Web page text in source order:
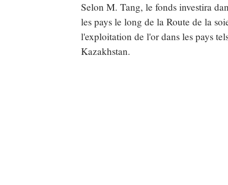
Selon M. Tang, le fonds investira
les pays le long de la Route de la
l'exploitation de l'or dans les pays
Kazakhstan.